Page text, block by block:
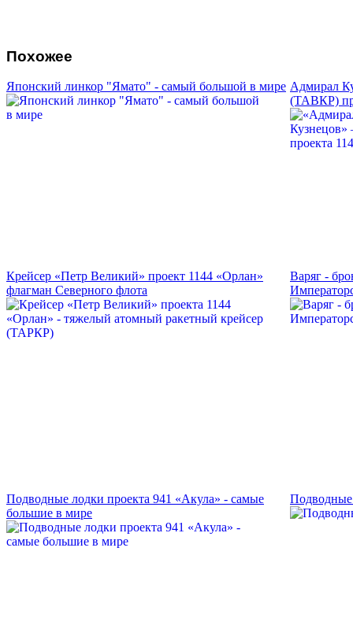
Похожее
Японский линкор "Ямато" - самый большой в мире Адмирал
(ТАВКР)
Крейсер «Петр Великий» проект 1144 «Орлан»
флагман Северного флота
Варяг -
Подводные лодки проекта 941 «Акула» - самые
большие в мире
Подводные